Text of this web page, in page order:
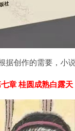
据创作的需要，小
章 桂圆成熟白露天